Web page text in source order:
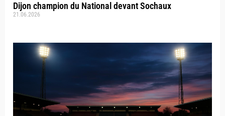
Dijon champion du National devant Sochaux
21.06.2026